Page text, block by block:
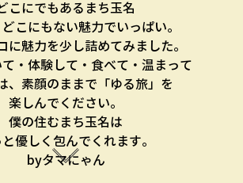
こにでもあるまち玉名
こにもない魅力でいっぱい。
に魅力を少し詰めてみました。
・体験して・食べて・温まって
、素顔のままで「ゆる旅」を
楽しんでください。
僕の住むまち玉名は
優しく包んでくれます。
byタマにゃん